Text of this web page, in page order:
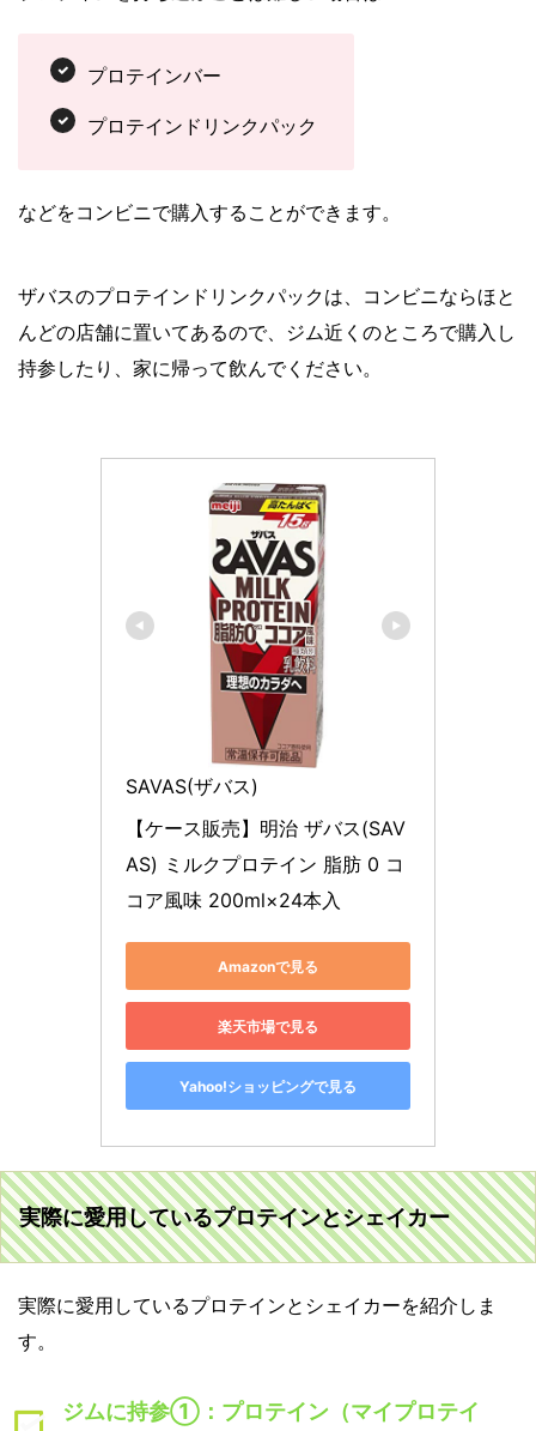
プロテインバー
プロテインドリンクパック
などをコンビニで購入することができます。
ザバスのプロテインドリンクパックは、コンビニならほと
んどの店舗に置いてあるので、ジム近くのところで購入し
持参したり、家に帰って飲んでください。
SAVAS(ザバス)
【ケース販売】明治 ザバス(SAV
AS) ミルクプロテイン 脂肪 0 コ
コア風味 200ml×24本入
Amazonで見る
楽天市場で見る
Yahoo!ショッピングで見る
実際に愛用しているプロテインとシェイカー
実際に愛用しているプロテインとシェイカーを紹介しま
す。
ジムに持参①：プロテイン（マイプロテイ